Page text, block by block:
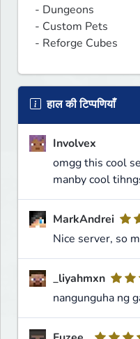
- Dungeons
- Custom Pets
- Reforge Cubes
हाल की टिप्पणियाँ
Involvex
omgg this cool
manby cool
MarkAndrei
Nice server, so
_liyahmxn
nangunguha ng